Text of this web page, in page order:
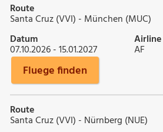
Route
Santa Cruz (VVI) - München (MUC)
Datum
07.10.2026 - 15.01.2027
Airline
AF
Fluege finden
Route
Santa Cruz (VVI) - Nürnberg (NUE)